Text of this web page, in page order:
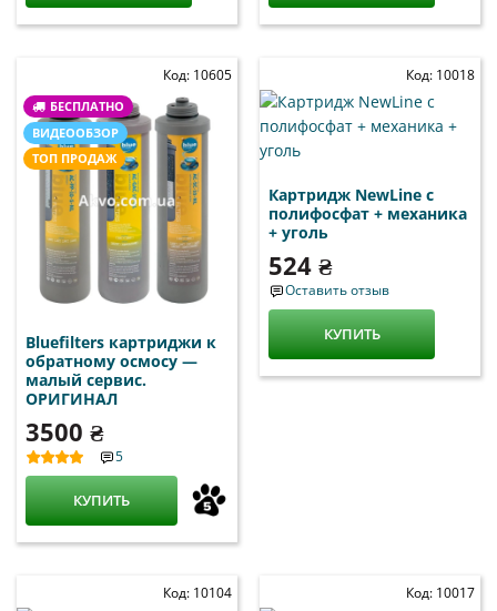
Код: 10605
Bluefilters картриджи к
обратному осмосу —
малый сервис.
ОРИГИНАЛ
3500 ₴
5
КУПИТЬ
БЕСПЛАТНО
ВИДЕООБЗОР
ТОП ПРОДАЖ
Код: 10018
Картридж NewLine c
полифосфат + механика
+ уголь
524 ₴
Оставить отзыв
КУПИТЬ
Код: 10104 Код: 10017